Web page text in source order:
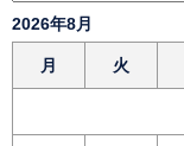
2026年8月
月 火